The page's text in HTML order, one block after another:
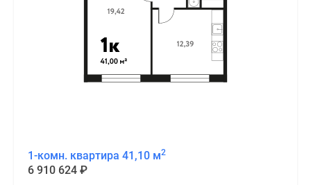
1-комн. квартира 41,10 м2
6 910 624 ₽